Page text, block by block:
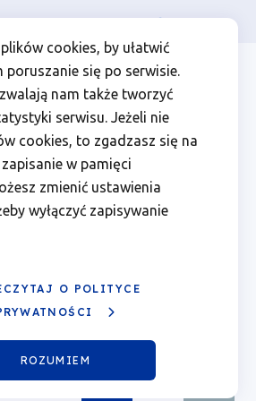
cookies, by ułatwić
poruszanie się po serwisie.
nam także tworzyć
serwisu. Jeżeli nie
cookies, to zgadzasz się na
w pamięci
zmienić ustawienia
wyłączyć zapisywanie
O POLITYCE
ROZUMIEM
Firma
Menu
top
left
i wydarzenia
Czw. Pt.
01
06
Pokaż
07Sierpień
08